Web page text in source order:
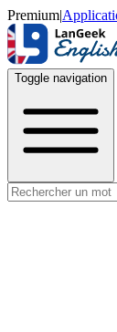
Premium|
Toggle navigation